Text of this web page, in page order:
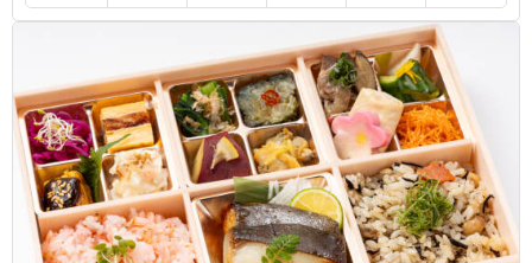
4.0 トム・プロジェクト
しっかりと下地付けと、肉の質もまずまず、それにともな
うほかの食材も色とりどりに入っており飽きることがあり
ませんでした。料金もぎりぎりで設定されており満足でし
た。
ご利用シーン：会食・接待›接待
東京都新宿区新宿2026/05/16